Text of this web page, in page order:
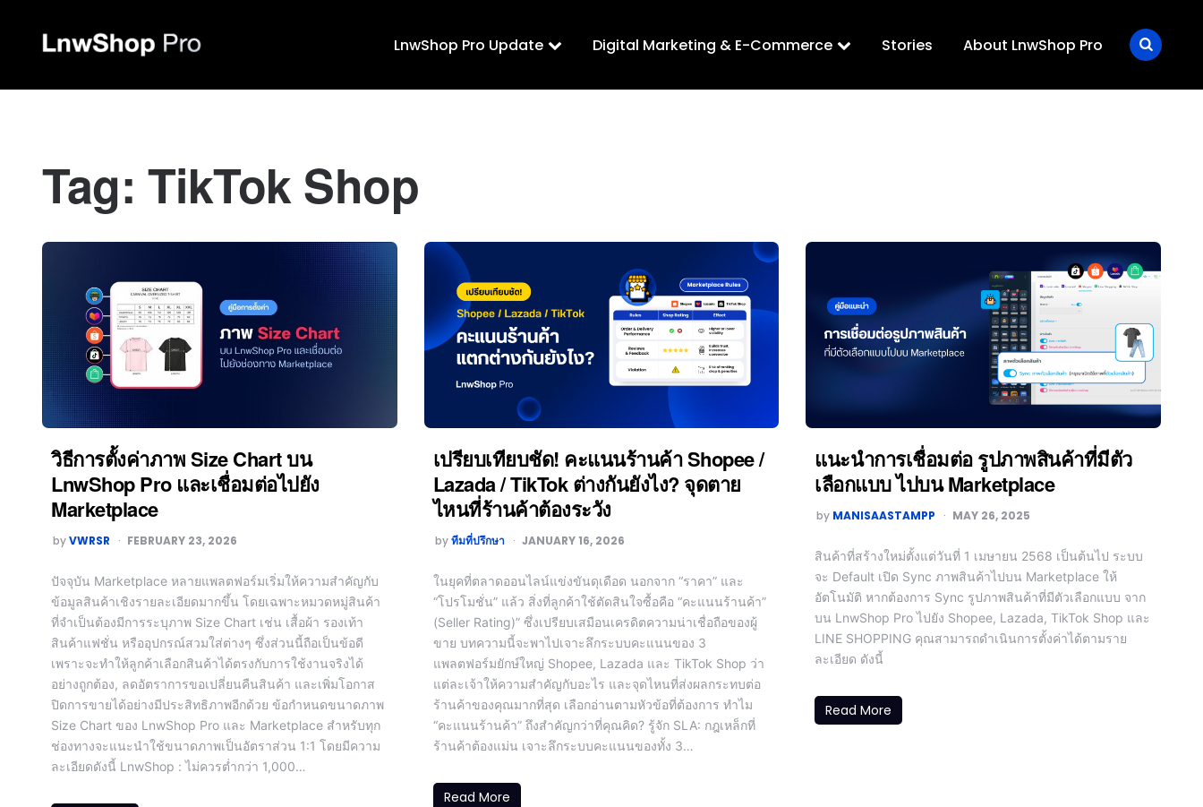
LnwShop Pro Update Digital Marketing & E-Commerce Stories About LnwShop Pro
Tag: TikTok Shop
วิธีการตั้งค่าภาพ Size Chart บน
LnwShop Pro และเชื่อมต่อไปยัง
Marketplace
byVWRSR FEBRUARY 23, 2026
ปัจจุบัน Marketplace หลายแพลตฟอร์มเริ่มให้ความสำคัญกับ
ข้อมูลสินค้าเชิงรายละเอียดมากขึ้น โดยเฉพาะหมวดหมู่สินค้า
ที่จำเป็นต้องมีการระบุภาพ Size Chart เช่น เสื้อผ้า รองเท้า
สินค้าแฟชั่น หรืออุปกรณ์สวมใส่ต่างๆ ซึ่งส่วนนี้ถือเป็นข้อดี
เพราะจะทำให้ลูกค้าเลือกสินค้าได้ตรงกับการใช้งานจริงได้
อย่างถูกต้อง, ลดอัตราการขอเปลี่ยนคืนสินค้า และเพิ่มโอกาส
ปิดการขายได้อย่างมีประสิทธิภาพอีกด้วย ข้อกำหนดขนาดภาพ
Size Chart ของ LnwShop Pro และ Marketplace สำหรับทุก
ช่องทางจะแนะนำใช้ขนาดภาพเป็นอัตราส่วน 1:1 โดยมีความ
ละเอียดดังนี้ LnwShop : ไม่ควรต่ำกว่า 1,000…
เปรียบเทียบชัด! คะแนนร้านค้า Shopee /
Lazada / TikTok ต่างกันยังไง? จุดตาย
ไหนที่ร้านค้าต้องระวัง
byทีมที่ปรึกษา JANUARY 16, 2026
ในยุคที่ตลาดออนไลน์แข่งขันดุเดือด นอกจาก “ราคา” และ
“โปรโมชั่น” แล้ว สิ่งที่ลูกค้าใช้ตัดสินใจซื้อคือ “คะแนนร้านค้า”
(Seller Rating)” ซึ่งเปรียบเสมือนเครดิตความน่าเชื่อถือของผู้
ขาย บทความนี้จะพาไปเจาะลึกระบบคะแนนของ 3
แพลตฟอร์มยักษ์ใหญ่ Shopee, Lazada และ TikTok Shop ว่า
แต่ละเจ้าให้ความสำคัญกับอะไร และจุดไหนที่ส่งผลกระทบต่อ
ร้านค้าของคุณมากที่สุด เลือกอ่านตามหัวข้อที่ต้องการ ทำไม
“คะแนนร้านค้า” ถึงสำคัญกว่าที่คุณคิด? รู้จัก SLA: กฎเหล็กที่
ร้านค้าต้องแม่น เจาะลึกระบบคะแนนของทั้ง 3…
Read More
แนะนำการเชื่อมต่อ รูปภาพสินค้าที่มีตัว
เลือกแบบ ไปบน Marketplace
by MANISAASTAMPP MAY 26, 2025
สินค้าที่สร้างใหม่ตั้งแต่วันที่ 1 เมษายน 2568 เป็นต้นไป ระบบ
จะ Default เปิด Sync ภาพสินค้าไปบน Marketplace ให้
อัตโนมัติ หากต้องการ Sync รูปภาพสินค้าที่มีตัวเลือกแบบ จาก
บน LnwShop Pro ไปยัง Shopee, Lazada, TikTok Shop และ
LINE SHOPPING คุณสามารถดำเนินการตั้งค่าได้ตามราย
ละเอียด ดังนี้
Read More